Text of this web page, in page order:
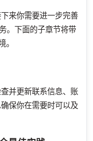
来你需要进一步完善
。下面的子章节将带
。
并更新联系信息、账
保你在需要时可以及